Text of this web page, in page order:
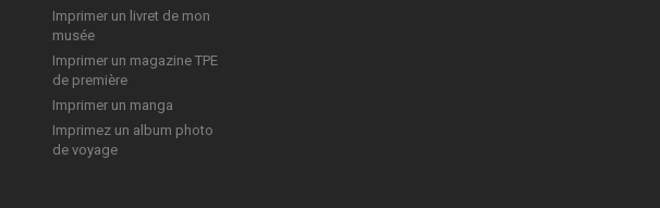
Imprimer un livret de mon
musée
Imprimer un magazine TPE
de première
Imprimer un manga
Imprimez un album photo
de voyage